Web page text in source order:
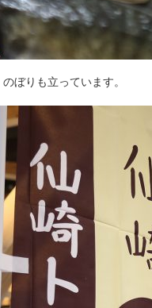
ぼりも立っています。